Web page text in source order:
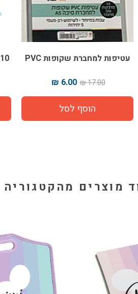
עטיפות למחברת שקופות PVC
17.00 ₪
6.00 ₪
10 עטיפות למחברות דגם MIMI
מוצרים מהקטגוריה